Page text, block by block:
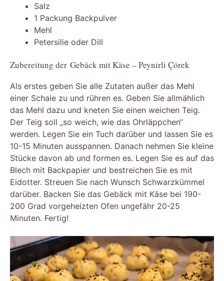
Salz
1 Packung Backpulver
Mehl
Petersilie oder Dill
Zubereitung der Gebäck mit Käse – Peynirli Çörek
Als erstes geben Sie alle Zutaten außer das Mehl
einer Schale zu und rühren es. Geben Sie allmählich
das Mehl dazu und kneten Sie einen weichen Teig.
Der Teig soll „so weich, wie das Ohrläppchen“
werden. Legen Sie ein Tuch darüber und lassen Sie es
10-15 Minuten ausspannen. Danach nehmen Sie kleine
Stücke davon ab und formen es. Legen Sie es auf das
Blech mit Backpapier und bestreichen Sie es mit
Eidotter. Streuen Sie nach Wunsch Schwarzkümmel
darüber. Backen Sie das Gebäck mit Käse bei 190-
200 Grad vorgeheizten Ofen ungefähr 20-25
Minuten. Fertig!